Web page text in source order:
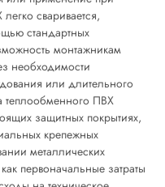
сваривается,
стандартных
монтажникам
необходимости
или длительного
теплообменного ПВХ
защитных покрытиях,
крепежных
металлических
первоначальные затраты